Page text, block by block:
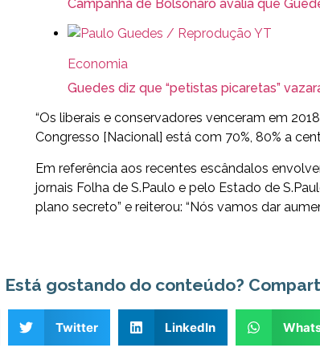
Campanha de Bolsonaro avalia que
Economia
Guedes diz que “petistas picaretas”
“Os liberais e conservadores venceram em
Congresso [Nacional] está com 70%, 80% a
Em referência aos recentes escândalos
jornais Folha de S.Paulo e pelo Estado de
plano secreto” e reiterou: “Nós vamos dar
Está gostando do conteúdo?
Twitter LinkedIn